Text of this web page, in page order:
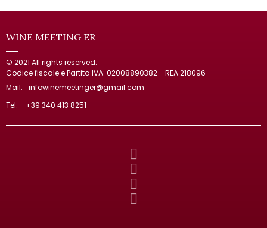
WINE MEETING ER
© 2021 All rights reserved.
Codice fiscale e Partita IVA: 02008890382 - REA 218096
Mail:
infowinemeetinger@gmail.com
Tel:
+39 340 413 8251